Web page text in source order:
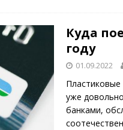
Куда
году
01.09.2022
уже
банками,